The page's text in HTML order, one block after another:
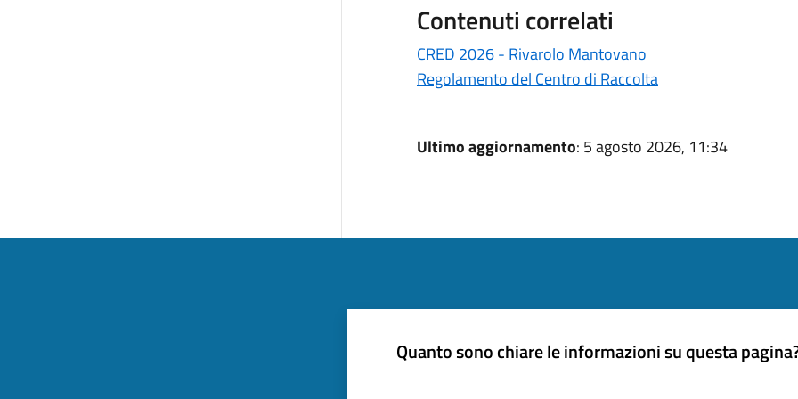
Contenuti correlati
CRED 2026 - Rivarolo Mantovano
Regolamento del Centro di Raccolta
Ultimo aggiornamento: 5 agosto 2026, 11:34
Quanto sono chiare le informazioni su questa